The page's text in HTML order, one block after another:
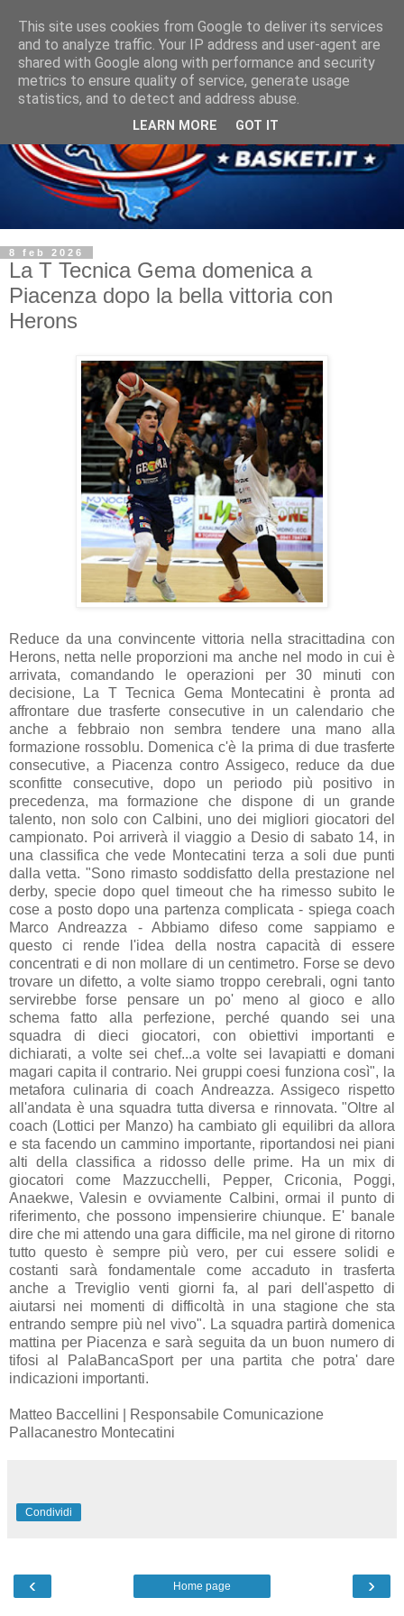
8 feb 2026
La T Tecnica Gema domenica a
Piacenza dopo la bella vittoria con
Herons
Reduce da una convincente vittoria nella stracittadina con
Herons, netta nelle proporzioni ma anche nel modo in cui è
arrivata, comandando le operazioni per 30 minuti con
decisione, La T Tecnica Gema Montecatini è pronta ad
affrontare due trasferte consecutive in un calendario che
anche a febbraio non sembra tendere una mano alla
formazione rossoblu. Domenica c'è la prima di due trasferte
consecutive, a Piacenza contro Assigeco, reduce da due
sconfitte consecutive, dopo un periodo più positivo in
precedenza, ma formazione che dispone di un grande
talento, non solo con Calbini, uno dei migliori giocatori del
campionato. Poi arriverà il viaggio a Desio di sabato 14, in
una classifica che vede Montecatini terza a soli due punti
dalla vetta. "Sono rimasto soddisfatto della prestazione nel
derby, specie dopo quel timeout che ha rimesso subito le
cose a posto dopo una partenza complicata - spiega coach
Marco Andreazza - Abbiamo difeso come sappiamo e
questo ci rende l'idea della nostra capacità di essere
concentrati e di non mollare di un centimetro. Forse se devo
trovare un difetto, a volte siamo troppo cerebrali, ogni tanto
servirebbe forse pensare un po' meno al gioco e allo
schema fatto alla perfezione, perché quando sei una
squadra di dieci giocatori, con obiettivi importanti e
dichiarati, a volte sei chef...a volte sei lavapiatti e domani
magari capita il contrario. Nei gruppi coesi funziona così", la
metafora culinaria di coach Andreazza. Assigeco rispetto
all'andata è una squadra tutta diversa e rinnovata. "Oltre al
coach (Lottici per Manzo) ha cambiato gli equilibri da allora
e sta facendo un cammino importante, riportandosi nei piani
alti della classifica a ridosso delle prime. Ha un mix di
giocatori come Mazzucchelli, Pepper, Criconia, Poggi,
Anaekwe, Valesin e ovviamente Calbini, ormai il punto di
riferimento, che possono impensierire chiunque. E' banale
dire che mi attendo una gara difficile, ma nel girone di ritorno
tutto questo è sempre più vero, per cui essere solidi e
costanti sarà fondamentale come accaduto in trasferta
anche a Treviglio venti giorni fa, al pari dell'aspetto di
aiutarsi nei momenti di difficoltà in una stagione che sta
entrando sempre più nel vivo". La squadra partirà domenica
mattina per Piacenza e sarà seguita da un buon numero di
tifosi al PalaBancaSport per una partita che potra' dare
indicazioni importanti.
Matteo Baccellini | Responsabile Comunicazione
Pallacanestro Montecatini
Condividi
‹ ›
Home page
This site uses cookies from Google to deliver its services
and to analyze traffic. Your IP address and user-agent are
shared with Google along with performance and security
metrics to ensure quality of service, generate usage
statistics, and to detect and address abuse.
LEARN MORE GOT IT